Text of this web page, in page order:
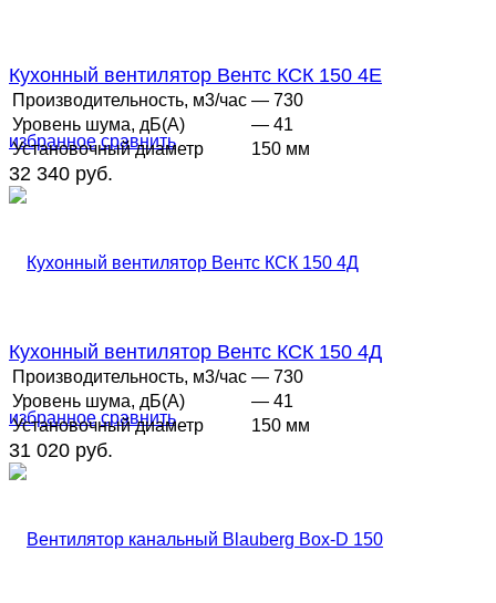
избранное сравнить
Кухонный вентилятор Вентс КСК 150 4Е
Производительность, м3/час — 730
Уровень шума, дБ(А)
— 41
Установочный диаметр
150 мм
32 340 руб.
избранное сравнить
Кухонный вентилятор Вентс КСК 150 4Д
Производительность, м3/час — 730
Уровень шума, дБ(А)
— 41
Установочный диаметр
150 мм
31 020 руб.